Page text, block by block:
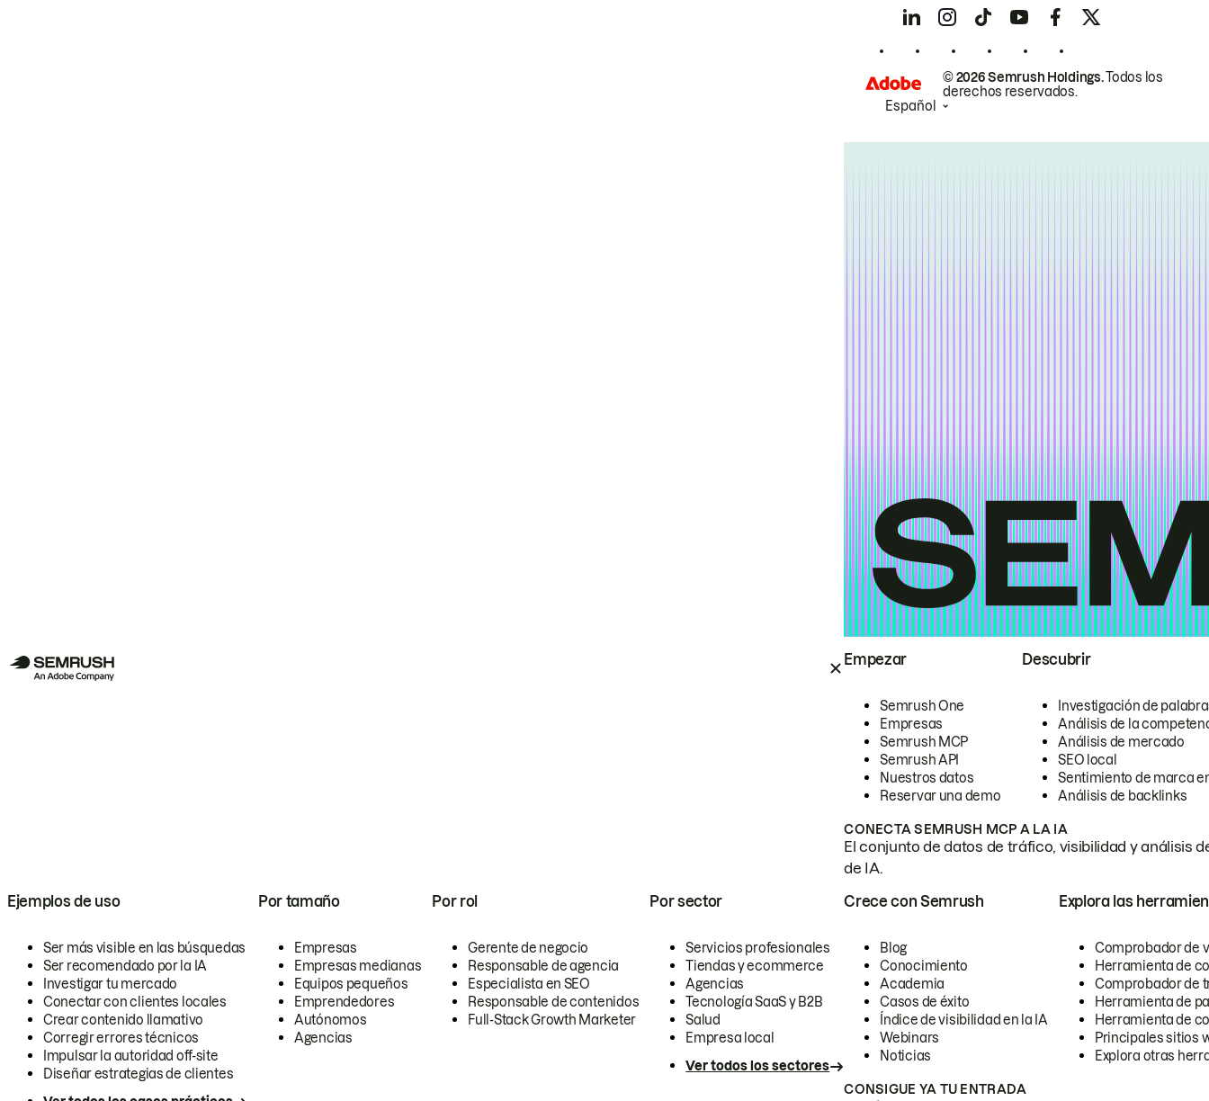
Empezar
Semrush One
Empresas
Semrush MCP
Semrush API
Nuestros datos
Reservar una demo
Descubrir
Investigación de
Análisis de la
Análisis de mercado
SEO local
Sentimiento de marca
Análisis de backlinks
CONECTA SEMRUSH MCP A LA IA
El conjunto de datos de tráfico, visibilidad y análisis
de IA.
Ejemplos de uso
Ser más visible en las búsquedas
Ser recomendado por la IA
Investigar tu mercado
Conectar con clientes locales
Crear contenido llamativo
Corregir errores técnicos
Impulsar la autoridad off-site
Diseñar estrategias de clientes
Por tamaño
Empresas
Empresas medianas
Equipos pequeños
Emprendedores
Autónomos
Agencias
Por rol
Gerente de negocio
Responsable de agencia
Especialista en SEO
Responsable de contenidos
Full-Stack Growth Marketer
Por sector
Servicios profesionales
Tiendas y ecommerce
Agencias
Tecnología SaaS y B2B
Salud
Empresa local
Ver todos los sectores
Crece con Semrush
Blog
Conocimiento
Academia
Casos de éxito
Índice de visibilidad en la IA
Webinars
Noticias
Explora las
Comprobador de
Herramienta de
Comprobador de
Herramienta de
Herramienta de
Principales sitios
Explora otras
CONSIGUE YA TU ENTRADA
© 2026 Semrush Holdings.Todos los
derechos reservados.
Español